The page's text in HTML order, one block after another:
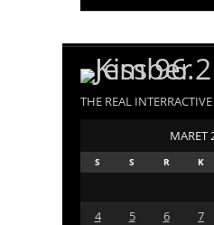
THE REAL
MARET
S S R K
4
5 6 7